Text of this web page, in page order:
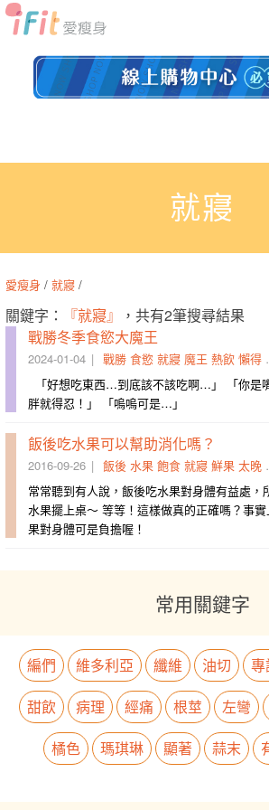
就寢
愛瘦身 / 就寢 /
關鍵字： 『就寢』
，共有2筆搜尋結果
戰勝冬季食慾大魔王
2024-01-04 戰勝 食慾 就寢 魔王 熱飲 懶得
「好想吃東西…到底該不該吃啊…」 「你是
胖就得忍！」 「嗚嗚可是…」
飯後吃水果可以幫助消化嗎？
2016-09-26 飯後 水果 飽食 就寢 鮮果 太晚
常常聽到有人說，飯後吃水果對身體有益處，
水果擺上桌～ 等等！這樣做真的正確嗎？事
果對身體可是負擔喔！
常用關鍵字
編們 維多利亞 纖維 油切 專
甜飲
病理 經痛 根莖 左彎
橘色
瑪琪琳 顯著 蒜末